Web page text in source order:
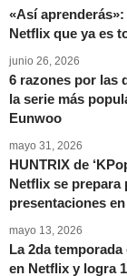
«Así
Netflix que ya es
junio 26, 2026
6 razones por las
la serie más
Eunwoo
mayo 31, 2026
HUNTRIX de
Netflix se prepara
presentaciones
mayo 13, 2026
La 2da temporada
en Netflix y logra